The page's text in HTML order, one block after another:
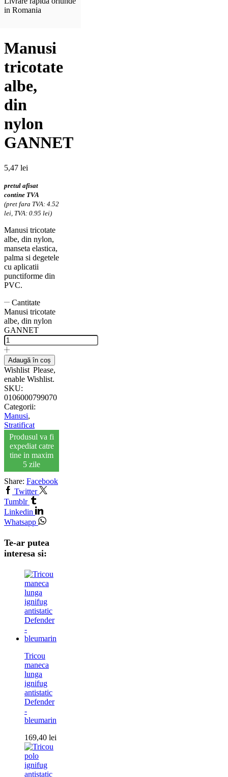
in Romania
Manusi
tricotate
albe,
din
nylon
GANNET
5,47 lei
pretul afisat
contine TVA
(pret fara TVA: 4.52
lei, TVA: 0.95 lei)
Manusi tricotate
albe, din nylon,
manseta elastica,
palma si degetele
cu aplicatii
punctiforme din
PVC.
Cantitate
Manusi tricotate
albe, din nylon
GANNET
Adaugă în coș
Wishlist Please,
enable Wishlist.
SKU:
0106000799070
Categorii:
Manusi,
Stratificat
Produsul va fi
expediat catre
tine in maxim
5 zile
Share: Facebook
Twitter
Tumblr
Linkedin
Whatsapp
Te-ar putea
interesa si:
Tricou
maneca
lunga
ignifug
antistatic
Defender
-
bleumarin
169,40 lei